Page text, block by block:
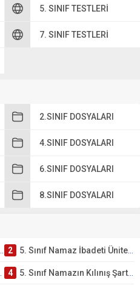
5. SINIF TESTLERI
7. SINIF TESTLERI
2.SINIF DOSYALARI
4.SINIF DOSYALARI
6.SINIF DOSYALARI
8.SINIF DOSYALARI
2 5. Sınıf Namaz İbadeti Ünite Testi – Online Çöz
4 5. Sınıf Namazın Kılınış Şartları Testi